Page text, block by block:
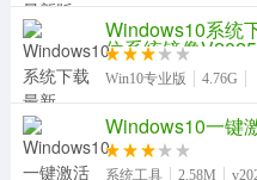
Windows10系统
位系统镜像V2025
Win10专业版 4.76G
Windows10一键
系统工具 2.58M